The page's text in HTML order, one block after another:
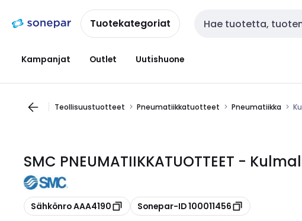
navigointiinsisältöönTuotekategoriat Haku
Kampanjat Outlet Uutishuone
Teollisuustuotteet Pneumatiikkatuotteet Pneumatiikka
SMC PNEUMATIIKKATUOTTEET -
Kopioi
Sähkönro AAA4190 Kopioi
Sonepar-ID 100011456